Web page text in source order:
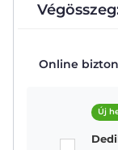
Online
Új